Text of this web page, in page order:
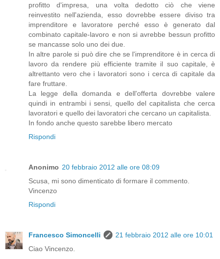
profitto d'impresa, una volta dedotto ciò che viene
reinvestito nell'azienda, esso dovrebbe essere diviso tra
imprenditore e lavoratore perché esso è generato dal
combinato capitale-lavoro e non si avrebbe bessun profitto
se mancasse solo uno dei due.
In altre parole si può dire che se l'imprenditore è in cerca di
lavoro da rendere più efficiente tramite il suo capitale, è
altrettanto vero che i lavoratori sono i cerca di capitale da
fare fruttare.
La legge della domanda e dell'offerta dovrebbe valere
quindi in entrambi i sensi, quello del capitalista che cerca
lavoratori e quello dei lavoratori che cercano un capitalista.
In fondo anche questo sarebbe libero mercato
Rispondi
Anonimo 20 febbraio 2012 alle ore 08:09
Scusa, mi sono dimenticato di formare il commento.
Vincenzo
Rispondi
Francesco Simoncelli
21 febbraio 2012 alle ore 10:01
Ciao Vincenzo.